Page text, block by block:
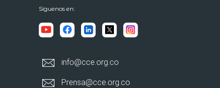
Síguenos en:
info@cce.org.co
Prensa@cce.org.co